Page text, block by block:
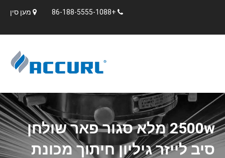
מען סין +86-188-5555-1088
2500w מלא סגור פאר שולחן
סיב לייזר גיליון חיתוך מכונת